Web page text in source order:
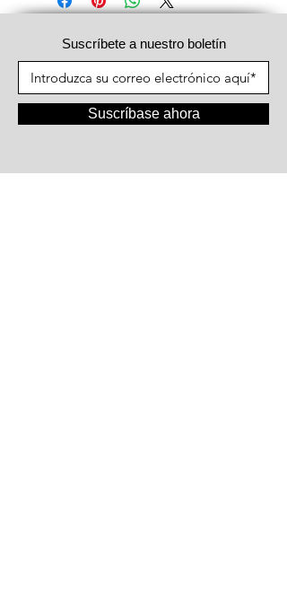
Suscríbete a nuestro boletín
Suscríbase ahora